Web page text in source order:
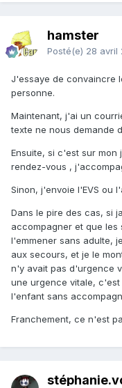
hamster
Posté(e) 28 avril
J'essaye de convaincre
personne.
Maintenant, j'ai un
texte ne nous demande
Ensuite, si c'est sur
rendez-vous ,
Sinon, j'envoie l'EVS ou
Dans le pire des cas, si
accompagner et que les
l'emmener sans adulte,
aux secours, et je le
n'y avait pas d'urgence
une urgence vitale, c'est
l'enfant sans
Franchement, ce n'est